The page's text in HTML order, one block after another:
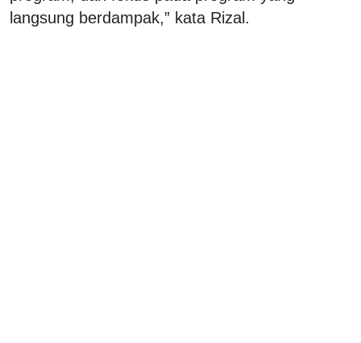
langsung berdampak,” kata Rizal.